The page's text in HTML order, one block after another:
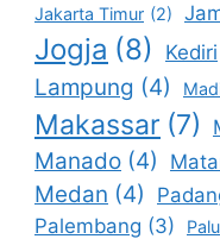
Jakarta Timur (2)
Jogja (8) Kediri
Lampung (4)
Makassar (7)
Manado (4)
Medan (4)
Palembang (3) Palu